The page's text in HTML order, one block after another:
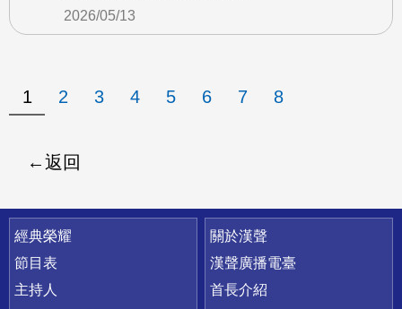
2026/05/13
1 2 3 4 5 6 7 8
返回
快速連結
經典榮耀
節目表
主持人
關於漢聲
漢聲廣播電臺
首長介紹